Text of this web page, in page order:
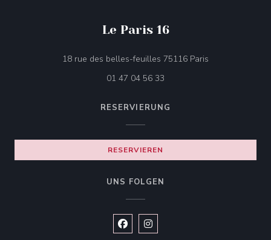
Le Paris 16
18 rue des belles-feuilles 75116 Paris
01 47 04 56 33
RESERVIERUNG
RESERVIEREN
UNS FOLGEN
Facebook ((öffnet ein neues
Instagram ((öffnet ein neues